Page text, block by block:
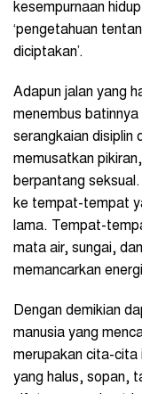
kesempurnaan
‘pengetahuan
diciptakan’.
Adapun jalan yang
menembus
serangkaian disiplin
memusatkan
berpantang
ke tempat-tempat
lama. Tempat-
mata air, sungai,
memancarkan
Dengan demikian
manusia yang
merupakan cita-cita
yang halus, sopan,